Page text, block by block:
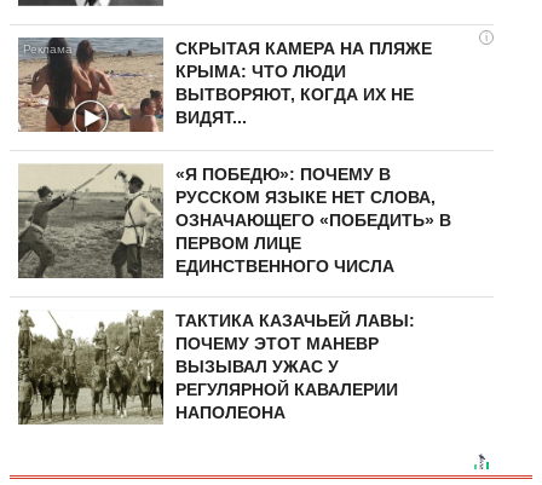
i
СКРЫТАЯ КАМЕРА НА ПЛЯЖЕ
КРЫМА: ЧТО ЛЮДИ
ВЫТВОРЯЮТ, КОГДА ИХ НЕ
ВИДЯТ...
«Я ПОБЕДЮ»: ПОЧЕМУ В
РУССКОМ ЯЗЫКЕ НЕТ СЛОВА,
ОЗНАЧАЮЩЕГО «ПОБЕДИТЬ» В
ПЕРВОМ ЛИЦЕ
ЕДИНСТВЕННОГО ЧИСЛА
ТАКТИКА КАЗАЧЬЕЙ ЛАВЫ:
ПОЧЕМУ ЭТОТ МАНЕВР
ВЫЗЫВАЛ УЖАС У
РЕГУЛЯРНОЙ КАВАЛЕРИИ
НАПОЛЕОНА